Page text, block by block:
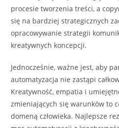
procesie tworzenia treści, a
się na bardziej strategicznych
opracowywanie strategii
kreatywnych koncepcji.
Jednocześnie, ważne jest, aby
automatyzacja nie zastąpi
Kreatywność, empatia i
zmieniających się warunków to
domeną człowieka. Najlepsze